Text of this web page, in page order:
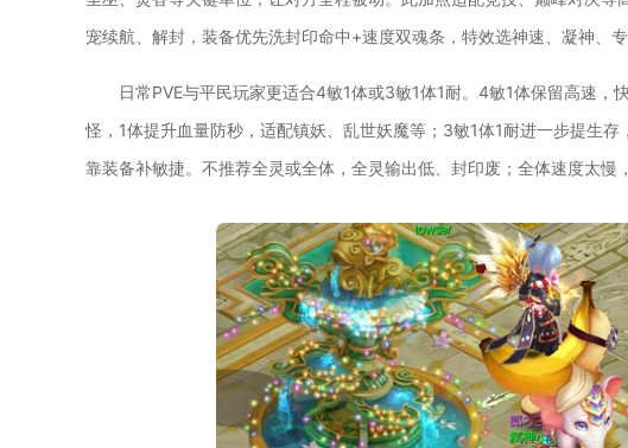
宠续航、解封，装备优先洗封印命中+速度双魂条，特效选神速、凝神、专
日常PVE与平民玩家更适合4敏1体或3敏1体1耐。4敏1体保留高速
怪，1体提升血量防秒，适配镇妖、乱世妖魔等；3敏1体1耐进一步提生
靠装备补敏捷。不推荐全灵或全体，全灵输出低、封印废；全体速度太慢